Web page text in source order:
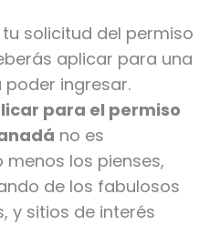
solicitud del permiso
aplicar para una
ingresar.
para el permiso
no es
los pienses,
de los fabulosos
y sitios de interés